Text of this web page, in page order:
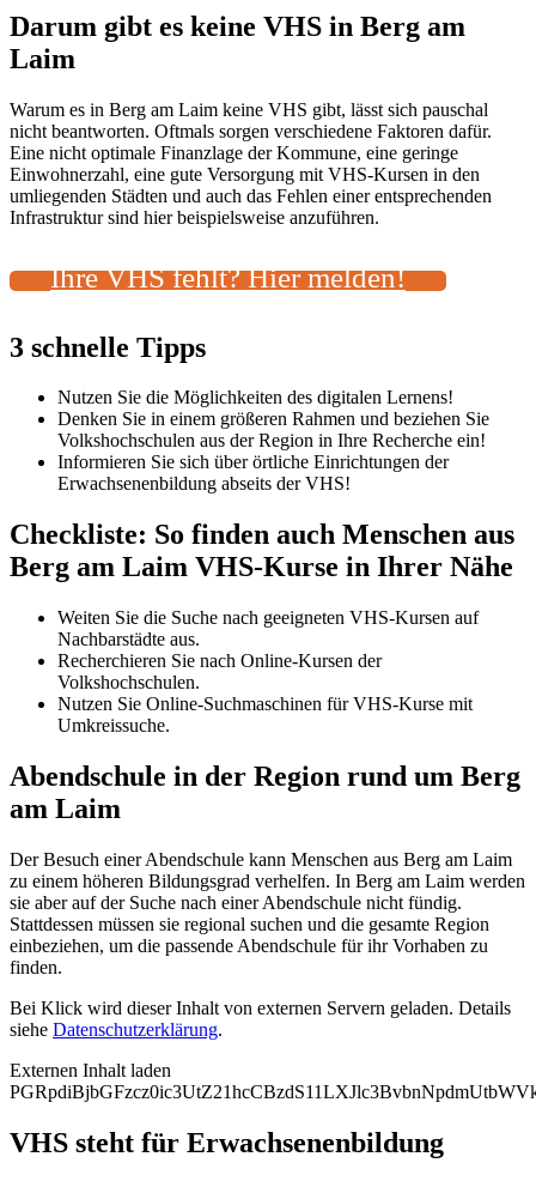
Darum gibt es keine VHS in Berg am
Laim
Warum es in Berg am Laim keine VHS gibt, lässt sich pauschal
nicht beantworten. Oftmals sorgen verschiedene Faktoren dafür.
Eine nicht optimale Finanzlage der Kommune, eine geringe
Einwohnerzahl, eine gute Versorgung mit VHS-Kursen in den
umliegenden Städten und auch das Fehlen einer entsprechenden
Infrastruktur sind hier beispielsweise anzuführen.
Ihre VHS fehlt? Hier melden!
3 schnelle Tipps
Nutzen Sie die Möglichkeiten des digitalen Lernens!
Denken Sie in einem größeren Rahmen und beziehen Sie
Volkshochschulen aus der Region in Ihre Recherche ein!
Informieren Sie sich über örtliche Einrichtungen der
Erwachsenenbildung abseits der VHS!
Checkliste: So finden auch Menschen aus
Berg am Laim VHS-Kurse in Ihrer Nähe
Weiten Sie die Suche nach geeigneten VHS-Kursen auf
Nachbarstädte aus.
Recherchieren Sie nach Online-Kursen der
Volkshochschulen.
Nutzen Sie Online-Suchmaschinen für VHS-Kurse mit
Umkreissuche.
Abendschule in der Region rund um Berg
am Laim
Der Besuch einer Abendschule kann Menschen aus Berg am Laim
zu einem höheren Bildungsgrad verhelfen. In Berg am Laim werden
sie aber auf der Suche nach einer Abendschule nicht fündig.
Stattdessen müssen sie regional suchen und die gesamte Region
einbeziehen, um die passende Abendschule für ihr Vorhaben zu
finden.
Bei Klick wird dieser Inhalt von externen Servern geladen. Details
siehe Datenschutzerklärung.
Externen Inhalt laden
VHS steht für Erwachsenenbildung